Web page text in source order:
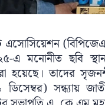
এসোসিয়েশন
এ মনোনীত ছবি
হয়েছে। তাদের
সন্ধ্যায়